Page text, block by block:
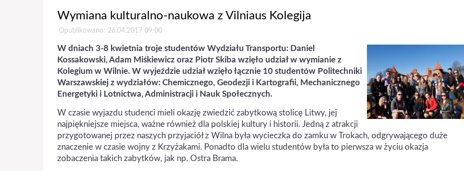
Wymiana kulturalno-naukowa z Vilniaus Kolegija
Opublikowano: 26.04.2017 09:00
W dniach 3-8 kwietnia troje studentów Wydziału Transportu: Daniel
Kossakowski, Adam Miśkiewicz oraz Piotr Skiba wzięło udział w wymianie z
Kolegium w Wilnie. W wyjeździe udział wzięło łącznie 10 studentów Politechniki
Warszawskiej z wydziałów: Chemicznego, Geodezji i Kartografii, Mechanicznego
Energetyki i Lotnictwa, Administracji i Nauk Społecznych.
W czasie wyjazdu studenci mieli okazję zwiedzić zabytkową stolicę Litwy, jej
najpiękniejsze miejsca, ważne również dla polskiej kultury i historii. Jedną z atrakcji
przygotowanej przez naszych przyjaciół z Wilna była wycieczka do zamku w Trokach, odgrywającego duże
znaczenie w czasie wojny z Krzyżakami. Ponadto dla wielu studentów była to pierwsza w życiu okazja
zobaczenia takich zabytków, jak np. Ostra Brama.